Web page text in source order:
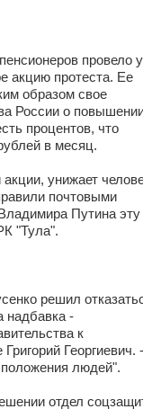
провело у
акцию протеста. Ее
образом свое
России о
процентов, что
в месяц.
унижает
почтовыми
Путина эту
"Тула".
решил
надбавка -
к
Георгиевич. -
положения людей".
отдел